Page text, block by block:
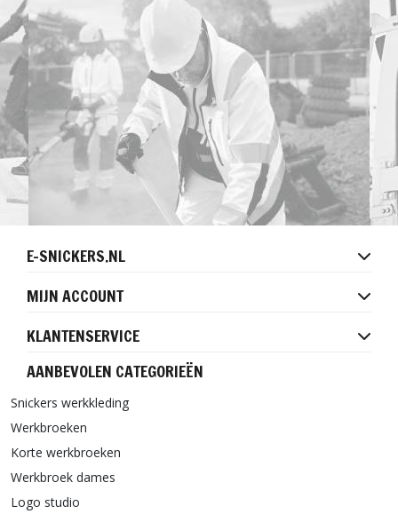
E-SNICKERS.NL
MIJN ACCOUNT
KLANTENSERVICE
AANBEVOLEN CATEGORIEËN
Snickers werkkleding
Werkbroeken
Korte werkbroeken
Werkbroek dames
Logo studio